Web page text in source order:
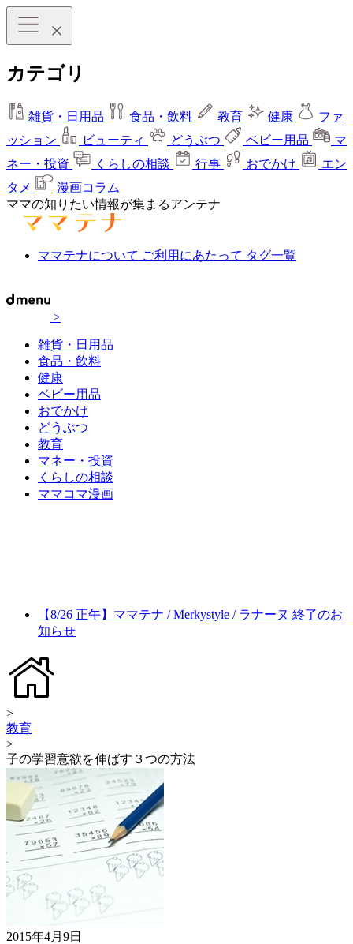
カテゴリ
雑貨・日用品 食品・飲料 教育 健康
ファ
ッション
ビューティ どうぶつ ベビー用品
マ
ネー・投資
くらしの相談 行事 おでかけ
エン
タメ
漫画コラム
ママの知りたい情報が集まるアンテナ
ママテナについて ご利用にあたって タグ一覧
>
雑貨・日用品
食品・飲料
健康
ベビー用品
おでかけ
どうぶつ
教育
マネー・投資
くらしの相談
ママコマ漫画
【8/26 正午】ママテナ / Merkystyle / ラナーヌ 終了のお
知らせ
>
教育
>
子の学習意欲を伸ばす３つの方法
2015年4月9日